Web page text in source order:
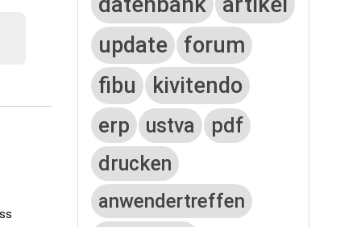
update
forum
fibu
kivitendo
erp ustva
pdf
drucken
anwendertreffen